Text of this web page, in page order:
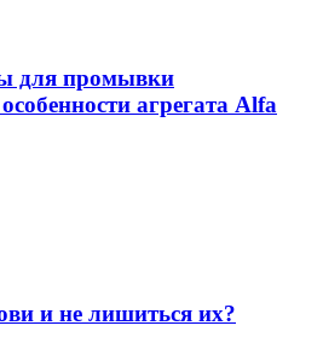
для промывки
агрегата Alfa
и не лишиться их?